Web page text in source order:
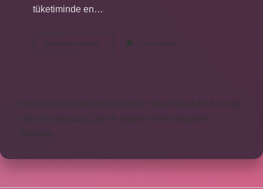
tüketiminde en…
Devamını okuyun
Malzeme
Yorum Bırak
https://www.doktorforum.com.tr
https://hardshell.com.tr
https://modarazzi.com.tr
knight online
nttgame
Sitemap